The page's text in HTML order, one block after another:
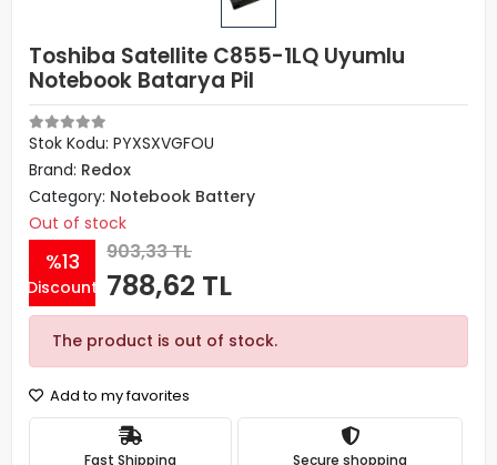
Toshiba Satellite C855-1LQ Uyumlu
Notebook Batarya Pil
Stok Kodu: PYXSXVGFOU
Brand: Redox
Category: Notebook Battery
Out of stock
%13
Discount
903,33 TL
788,62 TL
The product is out of stock.
Add to my favorites
Fast Shipping Secure shopping